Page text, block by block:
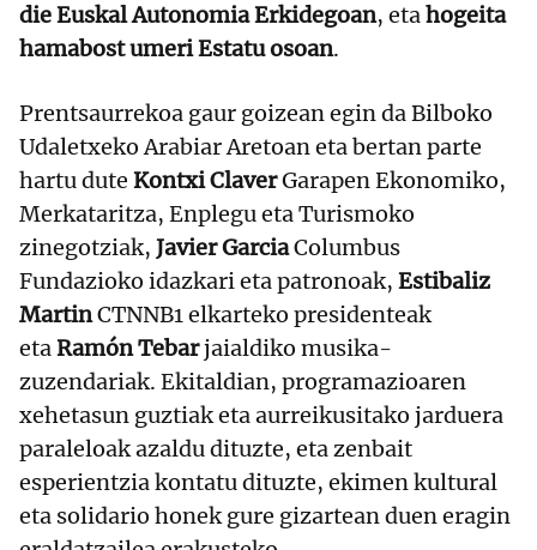
die Euskal Autonomia Erkidegoan, etahogeita
hamabost umeri Estatu osoan.
Prentsaurrekoa gaur goizean egin da Bilboko
Udaletxeko Arabiar Aretoan eta bertan parte
hartu dute Kontxi ClaverGarapen Ekonomiko,
Merkataritza, Enplegu eta Turismoko
zinegotziak, Javier GarciaColumbus
Fundazioko idazkari eta patronoak, Estibaliz
MartinCTNNB1 elkarteko presidenteak
etaRamón Tebarjaialdiko musika-
zuzendariak. Ekitaldian, programazioaren
xehetasun guztiak eta aurreikusitako jarduera
paraleloak azaldu dituzte, eta zenbait
esperientzia kontatu dituzte, ekimen kultural
eta solidario honek gure gizartean duen eragin